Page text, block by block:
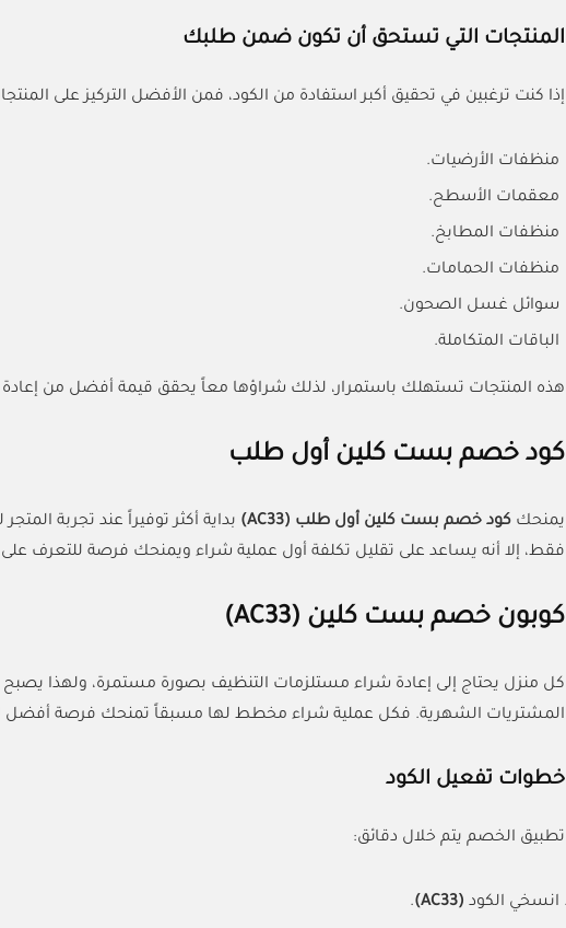
المنتجات التي تستحق أن تكون ضمن طلبك
إذا كنت ترغبين في تحقيق أكبر استفادة من الكود، فمن الأفضل التركيز على
منظفات الأرضيات.
معقمات الأسطح.
منظفات المطابخ.
منظفات الحمامات.
سوائل غسل الصحون.
الباقات المتكاملة.
هذه المنتجات تستهلك باستمرار، لذلك شراؤها معاً يحقق قيمة أفضل من
كود خصم بست كلين أول طلب
يمنحك كود خصم بست كلين أول طلب (AC33)
بداية أكثر توفيراً عند تجربة
فقط، إلا أنه يساعد على تقليل تكلفة أول عملية شراء ويمنحك فرصة للتعرف
كوبون خصم بست كلين (AC33)
كل منزل يحتاج إلى إعادة شراء مستلزمات التنظيف بصورة مستمرة، ولهذا يصبح
المشتريات الشهرية. فكل عملية شراء مخطط لها مسبقاً تمنحك فرصة أفضل
خطوات تفعيل الكود
تطبيق الخصم يتم خلال دقائق:
انسخي الكود (AC33)
.